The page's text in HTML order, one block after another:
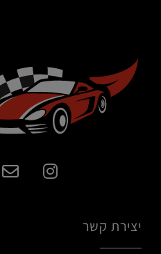
יצירת קשר